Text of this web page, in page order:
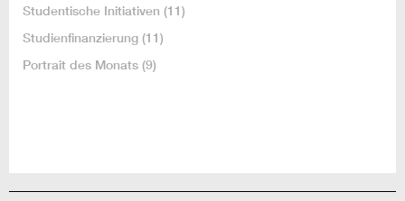
Studentische Initiativen (11)
Studienfinanzierung (11)
Portrait des Monats (9)